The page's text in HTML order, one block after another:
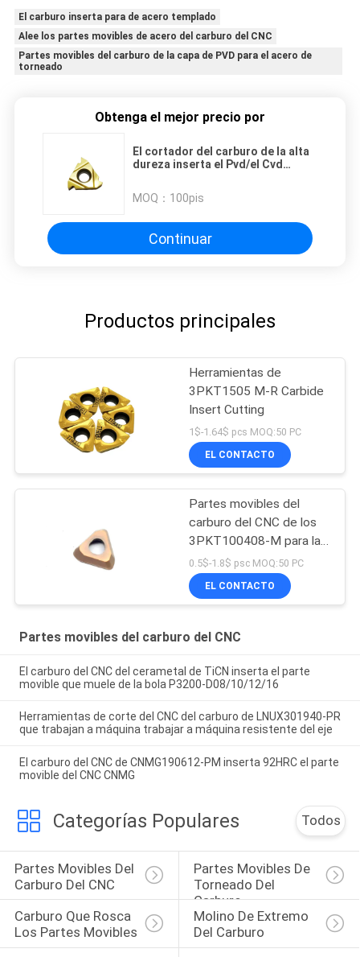
El carburo inserta para de acero templado
Alee los partes movibles de acero del carburo del CNC
Partes movibles del carburo de la capa de PVD para el acero de
torneado
Obtenga el mejor precio por
El cortador del carburo de la alta
dureza inserta el Pvd/el Cvd
MOQ： 100pis
Continuar
Productos principales
Herramientas de
3PKT1505 M-R Carbide
Insert Cutting
1$-1.64$ pcs MOQ:50 PC
EL CONTACTO
Partes movibles del
carburo del CNC de los
3PKT100408-M para las
herramientas de corte
0.5$-1.8$ psc MOQ:50 PC
EL CONTACTO
Partes movibles del carburo del CNC
El carburo del CNC del cerametal de TiCN inserta el parte
movible que muele de la bola P3200-D08/10/12/16
Herramientas de corte del CNC del carburo de LNUX301940-PR
que trabajan a máquina trabajar a máquina resistente del eje
El carburo del CNC de CNMG190612-PM inserta 92HRC el parte
movible del CNC CNMG
Categorías Populares Todos
Partes Movibles Del
Carburo Del CNC
Partes Movibles De
Torneado Del
Carburo
Carburo Que Rosca
Los Partes Movibles
Molino De Extremo
Del Carburo